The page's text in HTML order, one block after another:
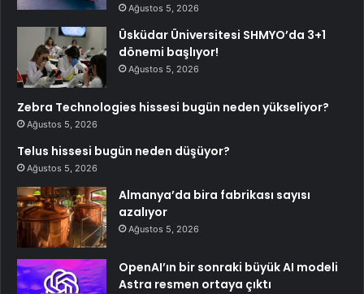
Ağustos 5, 2026
Üsküdar Üniversitesi SHMYO’da 3+1
dönemi başlıyor!
Ağustos 5, 2026
Zebra Technologies hissesi bugün neden yükseliyor?
Ağustos 5, 2026
Telus hissesi bugün neden düşüyor?
Ağustos 5, 2026
Almanya’da bira fabrikası sayısı
azalıyor
Ağustos 5, 2026
OpenAI’ın bir sonraki büyük AI modeli
Astra resmen ortaya çıktı